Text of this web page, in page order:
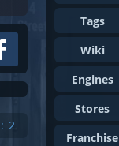
2
Tags
Wiki
Engines
Stores
Franchise